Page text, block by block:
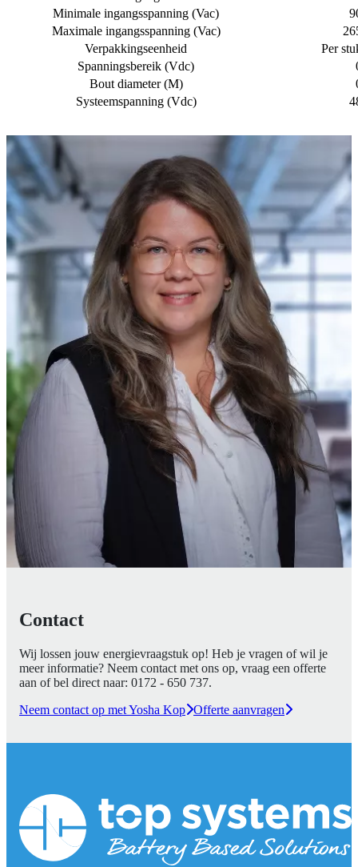
Minimale ingangsspanning (Vac)
Maximale ingangsspanning (Vac)
Verpakkingseenheid
Per
Spanningsbereik (Vdc)
Bout diameter (M)
Systeemspanning (Vdc)
Contact
Wij lossen jouw energievraagstuk op! Heb je vragen of wil je
meer informatie? Neem contact met ons op, vraag een offerte
aan of bel direct naar: 0172 - 650 737.
Neem contact op met Yosha Kop Offerte aanvragen